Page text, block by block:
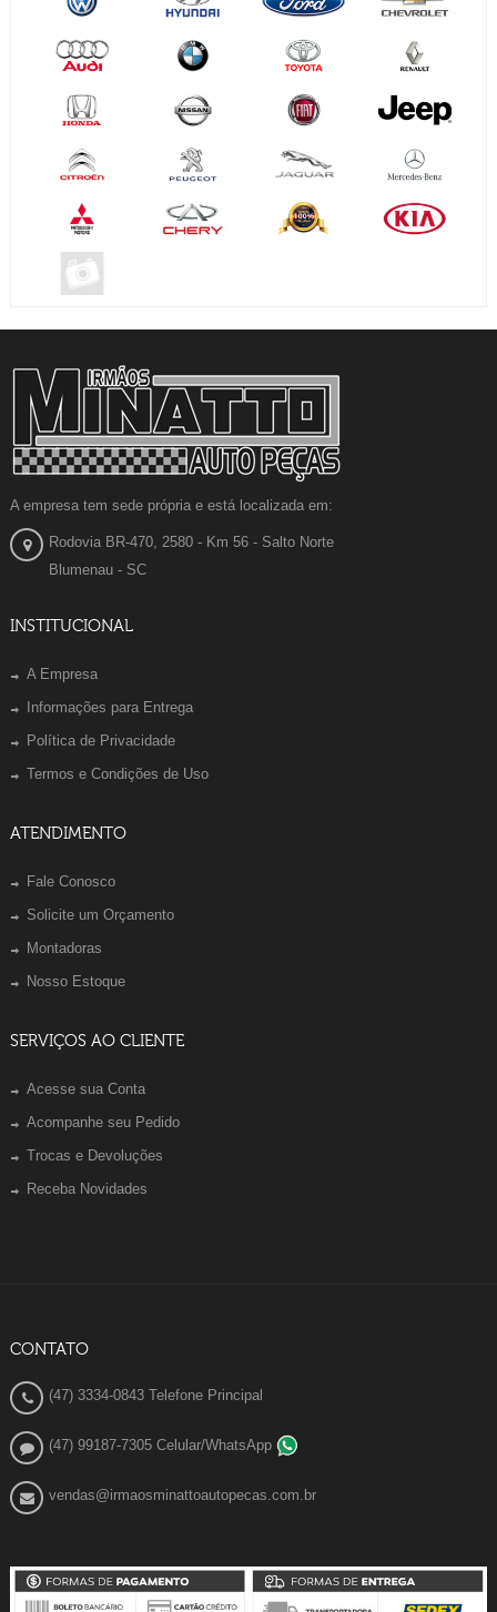
A empresa tem sede própria e está localizada em:
Rodovia BR-470, 2580 - Km 56 - Salto Norte
Blumenau - SC
INSTITUCIONAL
A Empresa
Informações para Entrega
Política de Privacidade
Termos e Condições de Uso
ATENDIMENTO
Fale Conosco
Solicite um Orçamento
Montadoras
Nosso Estoque
SERVIÇOS AO CLIENTE
Acesse sua Conta
Acompanhe seu Pedido
Trocas e Devoluções
Receba Novidades
CONTATO
(47) 3334-0843 Telefone Principal
(47) 99187-7305 Celular/WhatsApp
vendas@irmaosminattoautopecas.com.br